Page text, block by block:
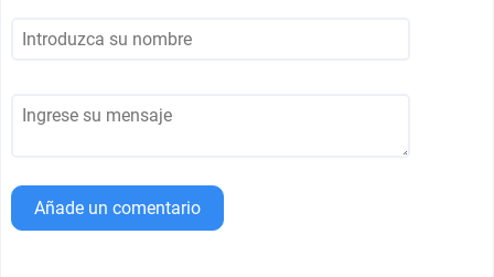
Añade un comentario